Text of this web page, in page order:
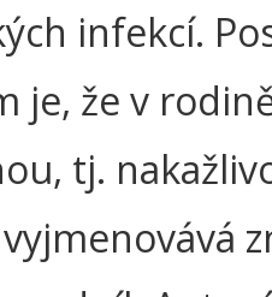
infekcí.
je, že v
tj.